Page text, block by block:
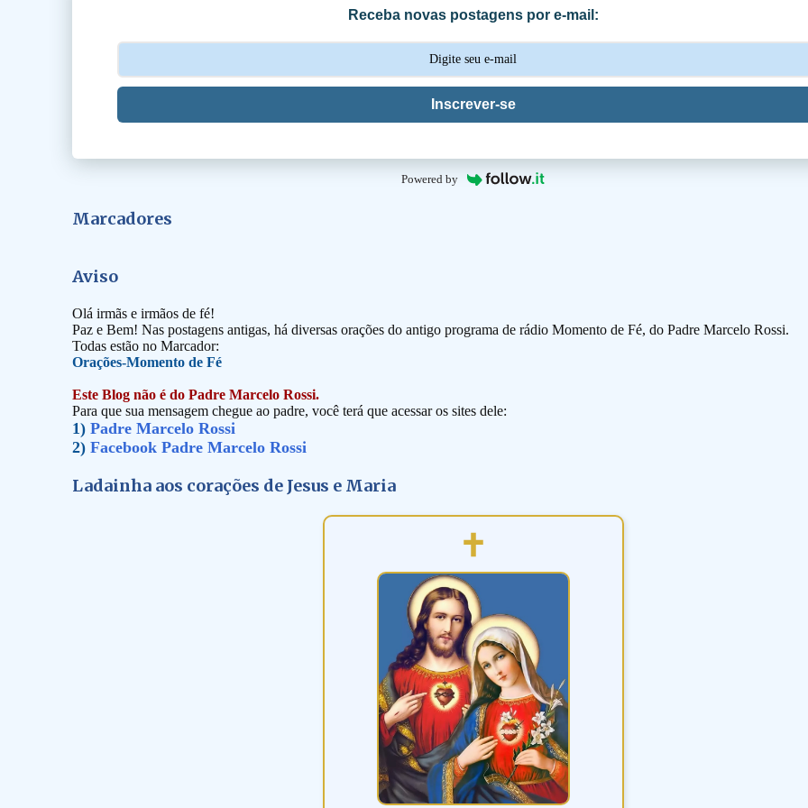
Receba novas postagens por e-mail:
Inscrever-se
Powered by
Marcadores
Aviso
Olá irmãs e irmãos de fé!
Paz e Bem! Nas postagens antigas, há diversas orações do antigo programa de rádio Momento de Fé, do Padre Marcelo Rossi.
Todas estão no Marcador:
Orações-Momento de Fé
Este Blog não é do Padre Marcelo Rossi.
Para que sua mensagem chegue ao padre, você terá que acessar os sites dele:
1) Padre Marcelo Rossi
2) Facebook Padre Marcelo Rossi
Ladainha aos corações de Jesus e Maria